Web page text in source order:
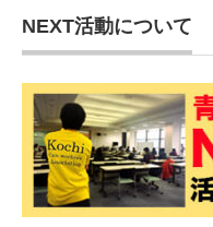
NEXT活動について